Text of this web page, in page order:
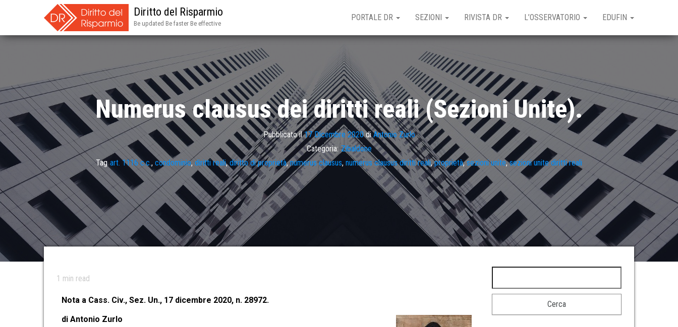
Diritto del Risparmio
Be updated Be faster Be effective
PORTALE DR SEZIONI RIVISTA DR L’OSSERVATORIO EDUFIN
Numerus clausus dei diritti reali (Sezioni Unite).
Pubblicato il17 Dicembre 2020diAntonio Zurlo
Categoria: Zibaldone
Tag art. 1116 c.c., condominio, diritti reali,diritto di proprietà,numerus clausus, numerus clausus diritti reali,proprietà,sezioni unite,sezioni unite diritti reali
1 min read
Nota a Cass. Civ., Sez. Un., 17 dicembre 2020, n. 28972.
di Antonio Zurlo